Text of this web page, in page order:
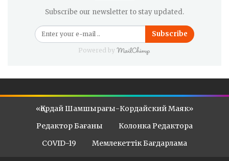
Subscribe our newsletter to stay updated.
Subscribe
Powered by
«Қордай Шамшырағы-Кордайский Маяк»
Редактор Бағаны
Колонка Редактора
COVID-19
Мемлекеттік Бағдарлама